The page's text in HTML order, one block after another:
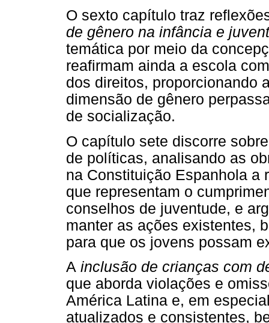
O sexto capítulo traz
de gênero na infância e
temática por meio da
reafirmam ainda a escola
dos direitos, proporcionando
dimensão de gênero
de socialização.
O capítulo sete discorre
de políticas, analisando as
na Constituição Espanhola a
que representam o
conselhos de juventude, e
manter as ações existentes,
para que os jovens possam
A inclusão de crianças com
que aborda violações e
América Latina e, em
atualizados e consistentes,